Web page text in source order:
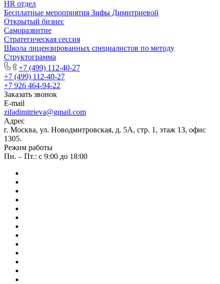
HR отдел
Бесплатные мероприятия Зифы Димитриевой
Открытый бизнес
Саморазвитие
Стратегическая сессия
Школа лицензированных специалистов по методу
Структограмма
+7 (499) 112-40-27
+7 (499) 112-40-27
+7 926 464-94-22
Заказать звонок
E-mail
zifadimitrieva@gmail.com
Адрес
г. Москва, ул. Новодмитровская, д. 5А, стр. 1, этаж 13, офис
1305.
Режим работы
Пн. – Пт.: с 9:00 до 18:00